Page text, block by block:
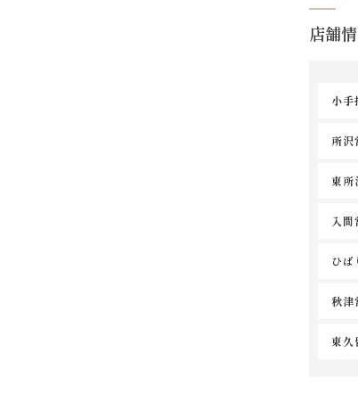
店舗
小手
所沢
東所
入
ひば
秋津
東久